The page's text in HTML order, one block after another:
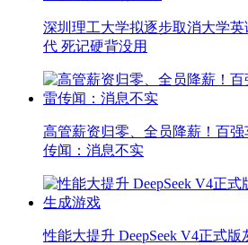
深圳理工大学拟逐步取消大学
代 死记硬背没用
高管薪资归零、全员降薪！百
传闻：消息不实
性能大提升 DeepSeek V4正式